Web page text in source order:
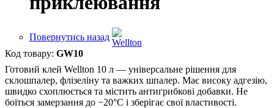
Повернутись назад
GW10
Готовий клей Wellton 10 л — універсальне рішення для
склошпалер, флізеліну та важких шпалер. Має високу адгезію,
швидко схоплюється та містить антигрибкові добавки. Не
боїться замерзання до −20°C і зберігає свої властивості.